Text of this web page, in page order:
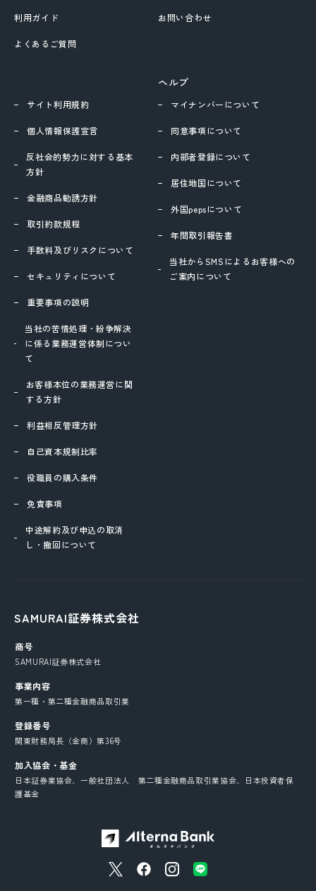
利用ガイド
よくあるご質問
お問い合わせ
ヘルプ
マイナンバーについて
同意事項について
内部者登録について
居住地国について
外国pepsについて
年間取引報告書
当社からSMSによるお客様への
ご案内について
サイト利用規約
個人情報保護宣言
反社会的勢力に対する基本
方針
金融商品勧誘方針
取引約款規程
手数料及びリスクについて
セキュリティについて
重要事項の説明
当社の苦情処理・紛争解決
に係る業務運営体制につい
て
お客様本位の業務運営に関
する方針
利益相反管理方針
自己資本規制比率
役職員の購入条件
免責事項
中途解約及び申込の取消
し・撤回について
SAMURAI証券株式会社
商号
SAMURAI証券株式会社
事業内容
第一種・第二種金融商品取引業
登録番号
関東財務局長（金商）第36号
加入協会・基金
日本証券業協会、一般社団法人 第二種金融商品取引業協会、日本投資者保
護基金